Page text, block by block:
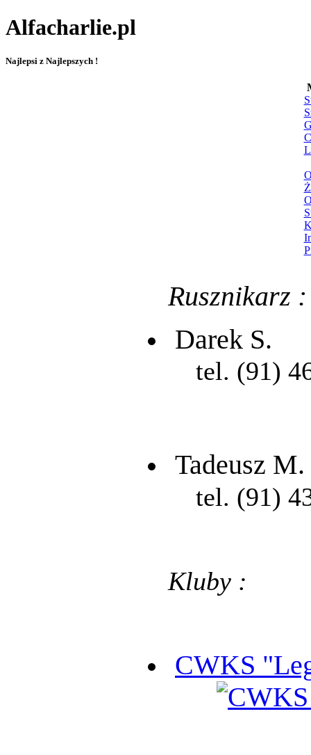
Alfacharlie.pl
Najlepsi z Najlepszych !
Rusznikarz :
Darek S.
tel. (91)
Tadeusz M.
tel. (91)
Kluby :
CWKS